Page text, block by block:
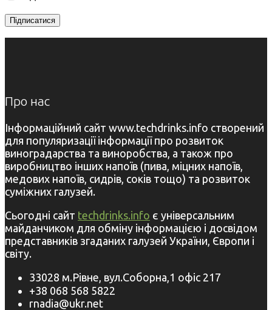
Про нас
Інформаційний сайт www.techdrinks.info створений
для популяризації інформації про розвиток
виноградарства та виноробства, а також про
виробництво інших напоїв (пива, міцних напоїв,
медових напоїв, сидрів, соків тощо) та розвиток
суміжних галузей.
Сьогодні сайт techdrinks.info є універсальним
майданчиком для обміну інформацією і досвідом
представників згаданих галузей України, Європи і
світу.
33028 м.Рівне, вул.Соборна,1 офіс 217
+38 068 568 5822
rnadia@ukr.net